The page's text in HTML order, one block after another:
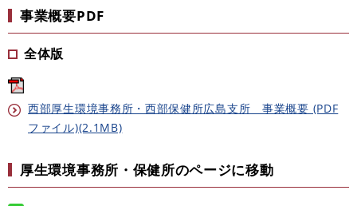
事業概要PDF
全体版
西部厚生環境事務所・西部保健所広島支所 事業概要 (PDF
ファイル)(2.1MB)
厚生環境事務所・保健所のページに移動